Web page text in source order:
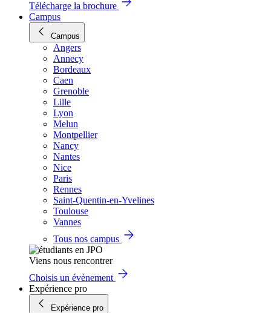
Télécharge la brochure
Campus
Campus
Angers
Annecy
Bordeaux
Caen
Grenoble
Lille
Lyon
Melun
Montpellier
Nancy
Nantes
Nice
Paris
Rennes
Saint-Quentin-en-Yvelines
Toulouse
Vannes
Tous nos campus
Viens nous rencontrer
Choisis un évènement
Expérience pro
Expérience pro